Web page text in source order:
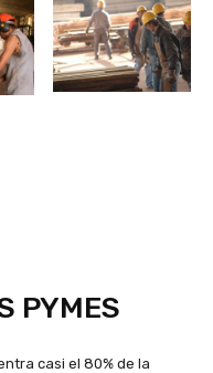
PYMES
casi el 80% de la